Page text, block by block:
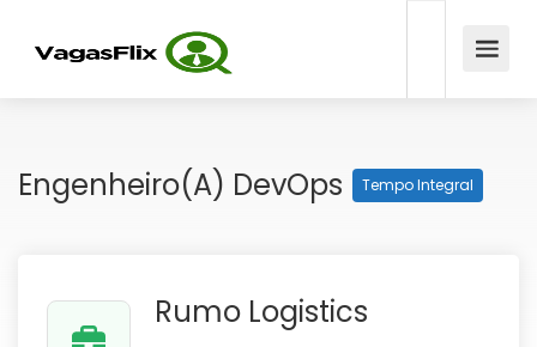
Engenheiro(a) DevOps Tempo Integral
Rumo Logistics